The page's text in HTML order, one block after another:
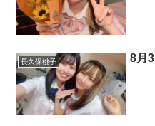
長久保桃子 8月